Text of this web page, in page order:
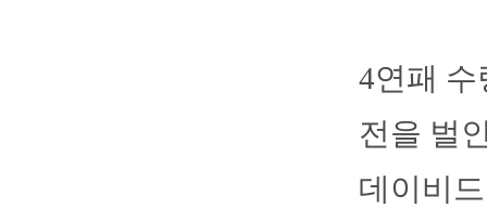
4연패
전을 벌
데이비